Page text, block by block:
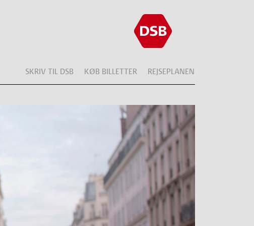
SKRIV TIL DSB KØB BILLETTER REJSEPLANEN